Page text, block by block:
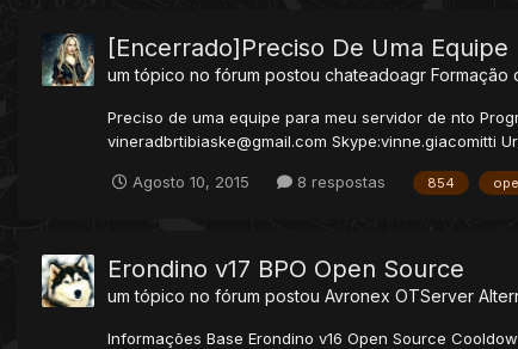
[Encerrado]Preciso De Uma Equipe
um tópico no fórum postou chateadoagr Formação
Preciso de uma equipe para meu servidor de nto
vineradbrtibiaske@gmail.com Skype:vinne.giacomitti
Agosto 10, 2015 8 respostas 854
Erondino v17 BPO Open Source
um tópico no fórum postou Avronex OTServer
Informações Base Erondino v16 Open Source